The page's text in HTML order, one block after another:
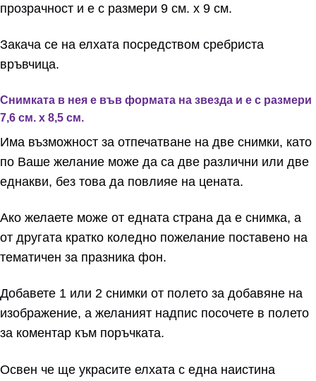
прозрачност и е с размери 9 см. х 9 см.
Закача се на елхата посредством сребриста
връвчица.
Снимката в нея е във формата на звезда и е с размери
7,6 см. х 8,5 см.
Има възможност за отпечатване на две снимки, като
по Ваше желание може да са две различни или две
еднакви, без това да повлияе на цената.
Ако желаете може от едната страна да е снимка, а
от другата кратко коледно пожелание поставено на
тематичен за празника фон.
Добавете 1 или 2 снимки от полето за добавяне на
изображение, а желаният надпис посочете в полето
за коментар към поръчката.
Освен че ще украсите елхата с една наистина